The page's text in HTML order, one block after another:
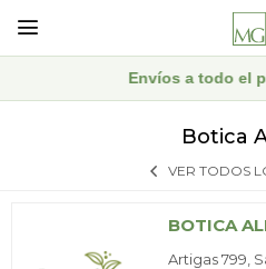

Envíos a todo el
Botica
VER TODOS
BOTICA
Artigas 799,